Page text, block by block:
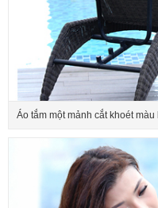
Áo tắm một mảnh cắt khoét